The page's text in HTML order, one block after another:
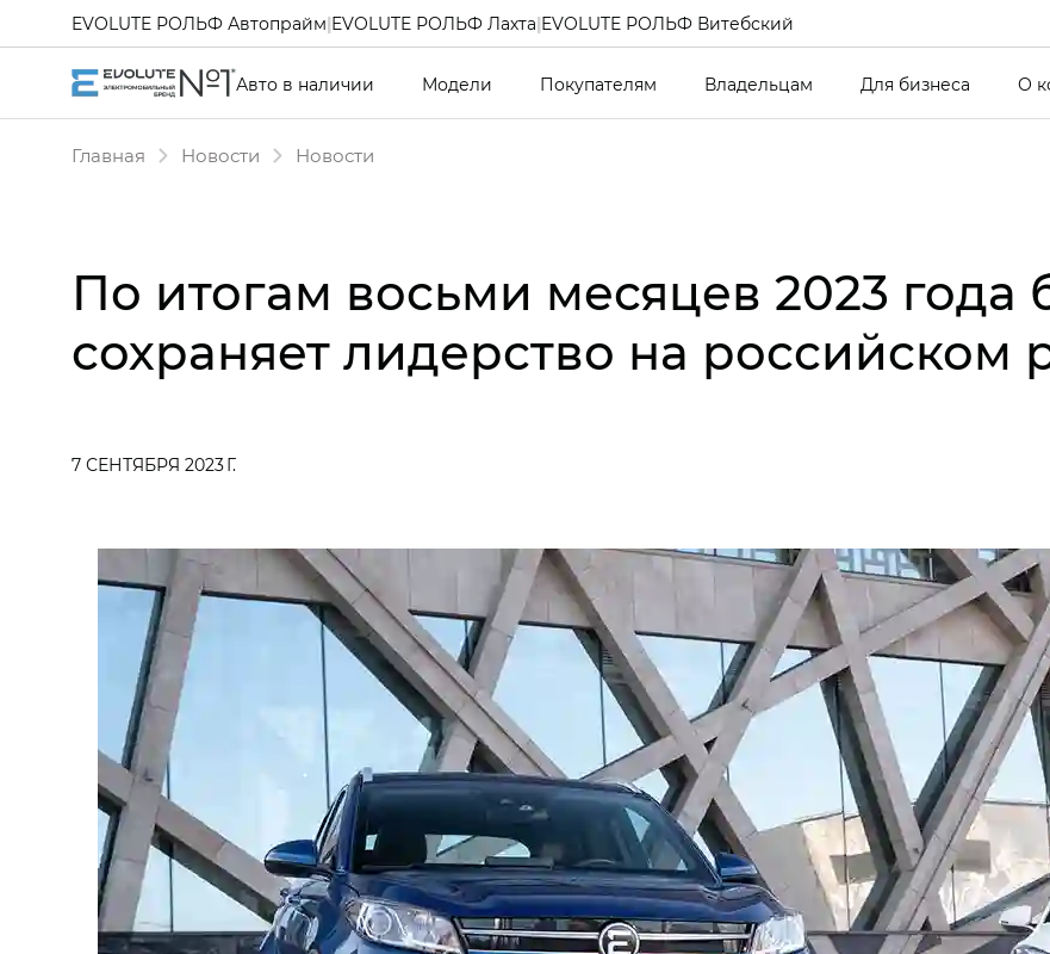
EVOLUTE РОЛЬФ Автопрайм|EVOLUTE РОЛЬФ Лахта|EVOLUTE РОЛЬФ Витебский
Авто в наличии Модели Покупателям Владельцам Для бизнеса О
Главная Новости Новости
По итогам восьми месяцев 2023 года
сохраняет лидерство на российском
7 СЕНТЯБРЯ 2023 Г.